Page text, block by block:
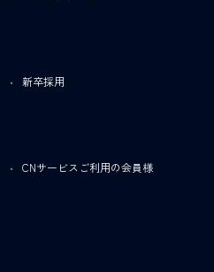
新卒採用
CNサービスご利用の会員様